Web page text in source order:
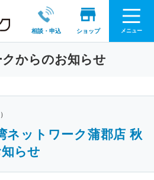
相談・申込 ショップ メニュー
からのお知らせ
ットワーク蒲郡店 秋
らせ